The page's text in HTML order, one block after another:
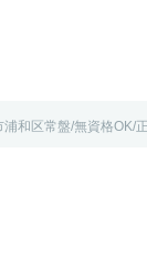
は
浦和区常盤/無資格